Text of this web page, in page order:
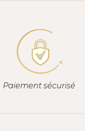
Paiement sécurisé